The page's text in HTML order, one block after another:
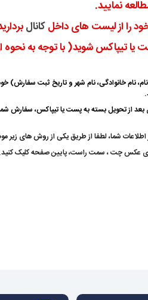
کانال
نام خانوادگی، نام شهر و تاریخ ثبت سفارش)
3 تا 6 روز کاری بعد از تحویل بسته به پست یا
شما، لطفا از طریق یکی از روش های زیر
عکس چت ، سمت راست، پایین صفحه کلیک کنید.